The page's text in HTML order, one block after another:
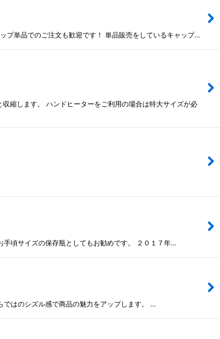
プ単品でのご注文も歓迎です！ 単品販売をしているキャップ…
縮します。 ハンドヒーターをご利用の場合は特大サイズが必
頃サイズの保存瓶としてもお勧めです。 ２０１７年…
ではのシズル感で商品の魅力をアップします。 …